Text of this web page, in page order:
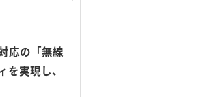
応の「無線
実現し、